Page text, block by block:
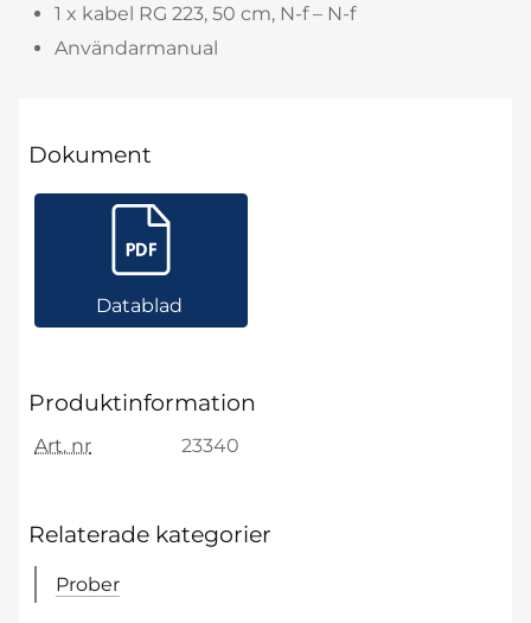
1 x kabel RG 223, 50 cm, N-f – N-f
Användarmanual
Dokument
Datablad
Produktinformation
Art. nr 23340
Relaterade kategorier
Prober